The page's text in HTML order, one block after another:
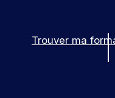
Trouver ma